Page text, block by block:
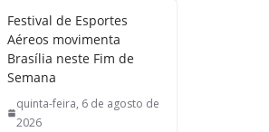
Festival de Esportes
Aéreos movimenta
Brasília neste Fim de
Semana
quinta-feira, 6 de agosto de
2026